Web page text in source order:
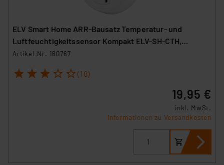
ELV Smart Home ARR-Bausatz Temperatur- und
Luftfeuchtigkeitssensor Kompakt ELV-SH-CTH,
powered by Homematic IP
Artikel-Nr. 160767
1 2 3 4 5 (18)
19,95 €
inkl. MwSt.
Informationen zu Versandkosten